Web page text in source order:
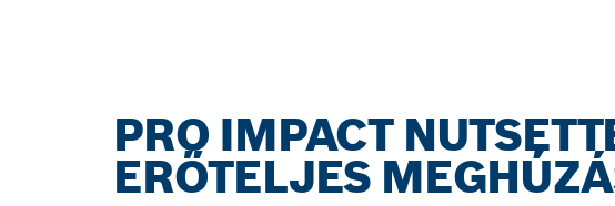
PRO IMPACT
ERŐTELJES